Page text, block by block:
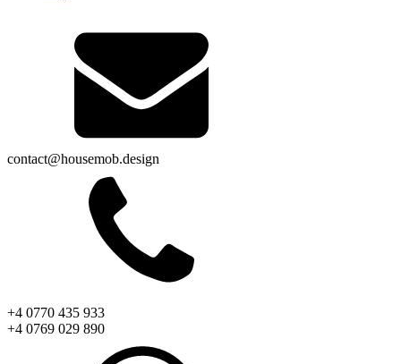
contact@housemob.design
+4 0770 435 933
+4 0769 029 890